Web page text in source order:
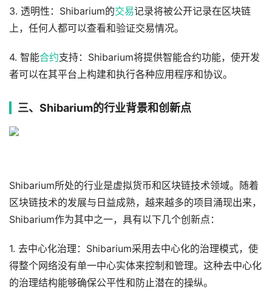
3. 透明性：Shibarium的交易记录将被公开记录在区块链
上，任何人都可以查看和验证交易情况。
4. 智能合约支持：Shibarium将提供智能合约功能，使开发
者可以在其平台上构建和执行各种应用程序和协议。
三、Shibarium的行业背景和创新点
Shibarium所处的行业是虚拟货币和区块链技术领域。随着
区块链技术的发展与日益成熟，越来越多的项目涌现出来，
Shibarium作为其中之一，具有以下几个创新点：
1. 去中心化治理：Shibarium采用去中心化的治理模式，使
得整个网络没有单一中心实体来控制和管理。这种去中心化
的治理结构能够确保公平性和防止潜在的操纵。